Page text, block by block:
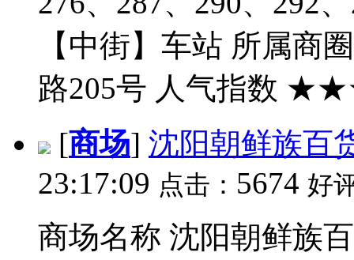
【中街】车站 所属商
路205号 人气指数
[商场] 沈阳朝鲜族百
23:17:09 点击： 5674 好
商场名称 沈阳朝鲜族